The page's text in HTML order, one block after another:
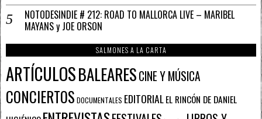
NOTODESINDIE # 212: ROAD TO MALLORCA LIVE – MARIBEL
MAYANS y JOE ORSON
SALMONES A LA CARTA
ARTÍCULOSBALEARESCINE Y MÚSICA
CONCIERTOS DOCUMENTALES EDITORIALEL RINCÓN DE DANIEL